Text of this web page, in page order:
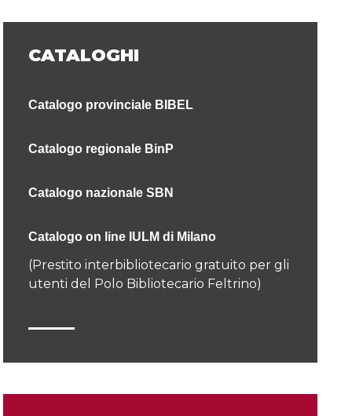
CATALOGHI
Catalogo provinciale BIBEL
Catalogo regionale BinP
Catalogo nazionale SBN
Catalogo on line IULM di Milano
(Prestito interbibliotecario gratuito per gli
utenti del Polo Bibliotecario Feltrino)